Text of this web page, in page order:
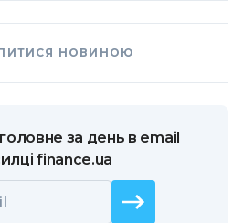
НОВИНОЮ
за день в email
finance.ua